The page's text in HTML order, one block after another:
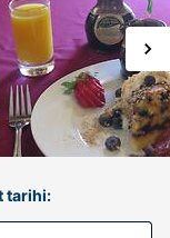
tarihi: